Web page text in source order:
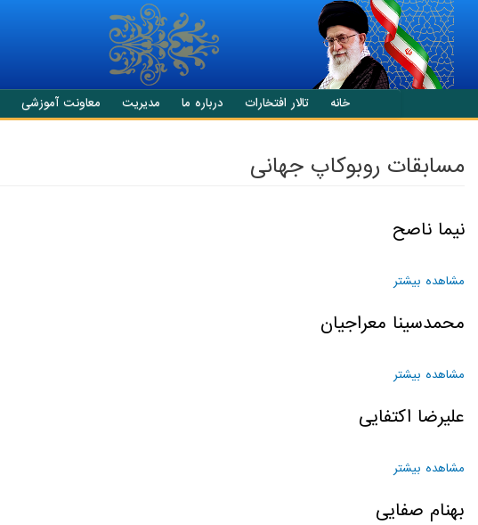
انتقال به محتوای اصلی
خانه تالار افتخارات درباره ما مدیریت معاونت آموزشی
مسابقات روبوکاپ جهانی
نیما ناصح
مشاهده بیشتر
محمدسینا معراجیان
مشاهده بیشتر
علیرضا اکتفایی
مشاهده بیشتر
بهنام صفایی